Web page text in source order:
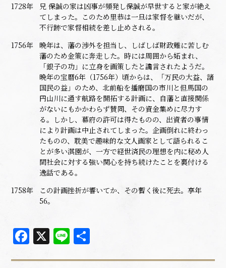
1728年
兄 保誠の家は凶事が頻発し保誠が早世すると家が絶え
てしまった。このため里恭は一旦は家督を継いだが、
不行跡で家督相続を差し止めされる。
1756年
晩年は、藩の渉外を担当し、しばしば財政難に苦しむ
藩のため金策に奔走した。時には周囲から妬まれ、
「銀子の功」に立身を画策したと讒言されたようだ。
晩年の宝暦6年（1756年）頃からは、「万民の大益、諸
国民の益」のため、北前船を播磨国の市川と但馬国の
円山川に通す航路を開拓する計画に、自藩と直接関係
がないにもかかわらず賛同、その資金集めに尽力す
る。しかし、幕府の許可は得たものの、出資者の事情
により計画は中止されてしまった。企画倒れに終わっ
たものの、耽美で趣味的な文人画家として語られるこ
とが多い淇園が、一方で経世済民の理想を内に秘め人
間社会に対する強い関心を持ち続けたことを裏付ける
逸話である。
1758年
この計画挫折が響いてか、その暫く後に死去。享年
56。
Facebook
X Line